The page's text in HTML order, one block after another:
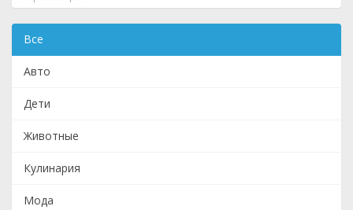
Все
Авто
Дети
Животные
Кулинария
Мода